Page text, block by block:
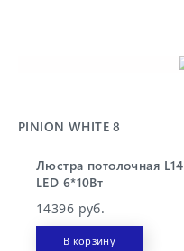
PINION WHITE 8
Люстра потолочная
LED 6*10Вт
14396 руб.
В корзину